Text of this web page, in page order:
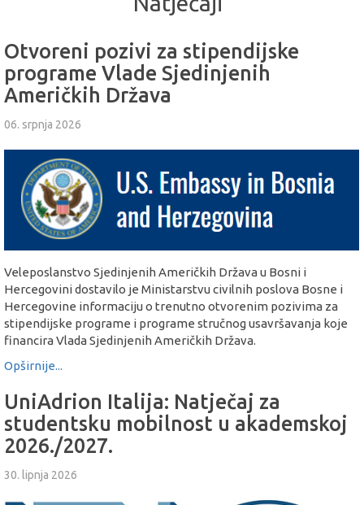
Otvoreni pozivi za stipendijske
programe Vlade Sjedinjenih
Američkih Država
06. srpnja 2026
Veleposlanstvo Sjedinjenih Američkih Država u Bosni i
Hercegovini dostavilo je Ministarstvu civilnih poslova Bosne i
Hercegovine informaciju o trenutno otvorenim pozivima za
stipendijske programe i programe stručnog usavršavanja koje
financira Vlada Sjedinjenih Američkih Država.
Opširnije...
UniAdrion Italija: Natječaj za
studentsku mobilnost u akademskoj
2026./2027.
30. lipnja 2026